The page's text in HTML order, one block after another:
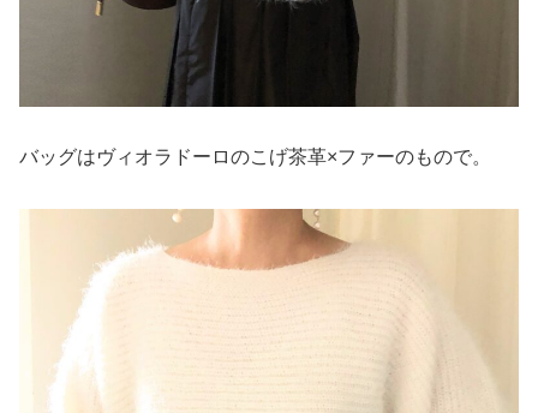
バッグはヴィオラドーロのこげ茶革×ファーのもので。